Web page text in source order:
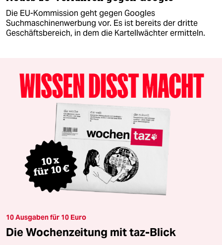
Die EU-Kommission geht gegen Googles
Suchmaschinenwerbung vor. Es ist bereits der dritte
Geschäftsbereich, in dem die Kartellwächter ermitteln.
10 Ausgaben für 10 Euro
Die Wochenzeitung mit taz-Blick